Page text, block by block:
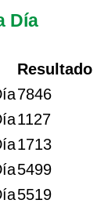
Día
Resultado
7846
1127
1713
5499
5519